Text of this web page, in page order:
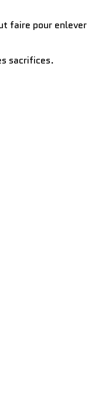
faire pour enlever
sacrifices.